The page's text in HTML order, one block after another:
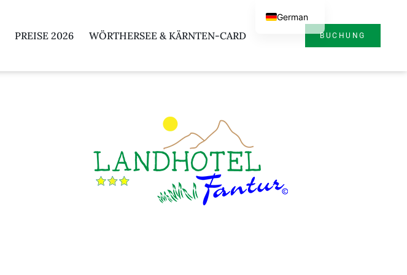
PREISE 2026 WÖRTHERSEE & KÄRNTEN-CARD BUCHUNG
German